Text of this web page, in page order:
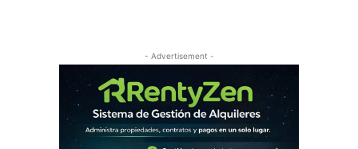
- Advertisement -